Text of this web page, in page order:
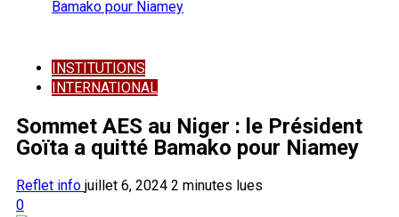
Bamako pour Niamey
INSTITUTIONS
INTERNATIONAL
Sommet AES au Niger : le Président
Goïta a quitté Bamako pour Niamey
Reflet info juillet 6, 2024 2 minutes lues
0